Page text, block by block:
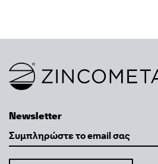
Link to homepage
Newsletter